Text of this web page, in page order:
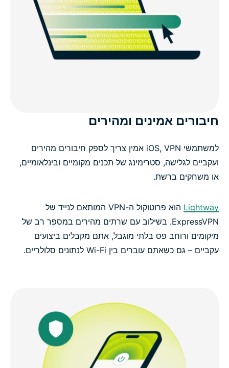
חיבורים אמינים ומהירים
למשתמשי iOS, VPN אמין צריך לספק חיבורים מהירים
ועקביים לגלישה, סטרימינג של תכנים מקומיים ובינלאומיים,
או משחקים ברשת.
Lightway
הוא פרוטוקול ה-VPN המותאם לנייד של
ExpressVPN. בשילוב עם שרתים מהירים במספר רב של
מיקומים ורוחב פס בלתי מוגבל, אתם מקבלים ביצועים
עקביים – גם כשאתם עוברים בין Wi-Fi לנתונים סלולריים.